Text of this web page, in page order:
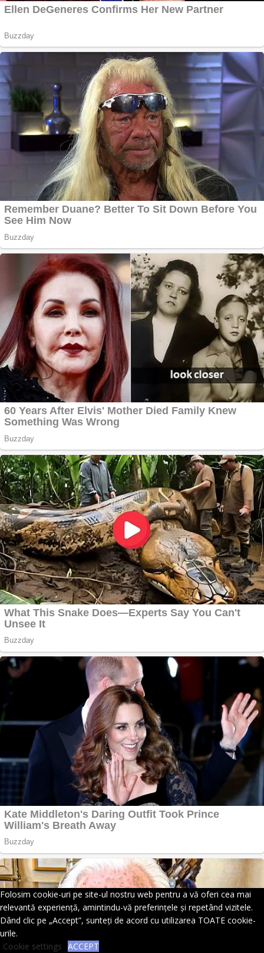
Folosim cookie-uri pe site-ul nostru web pentru a vă oferi cea mai
relevantă experiență, amintindu-vă preferințele și repetând vizitele.
Dând clic pe „Accept”, sunteți de acord cu utilizarea TOATE cookie-
urile.
Cookie settings ACCEPT